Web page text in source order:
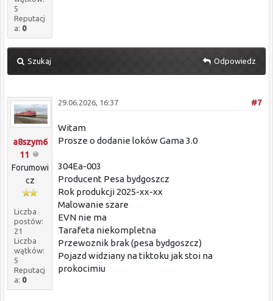
5
Reputacj
a: 0
Szukaj Odpowiedz
a8szym6
11
Forumowi
cz
Liczba
postów:
21
Liczba
wątków:
5
Reputacj
a: 0
#7
29.06.2026, 16:37
Witam
Prosze o dodanie loków Gama 3.0
304Ea-003
Producent Pesa bydgoszcz
Rok produkcji 2025-xx-xx
Malowanie szare
EVN nie ma
Tarafeta niekompletna
Przewoznik brak (pesa bydgoszcz)
Pojazd widziany na tiktoku jak stoi na
prokocimiu